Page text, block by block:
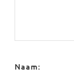
Naam: